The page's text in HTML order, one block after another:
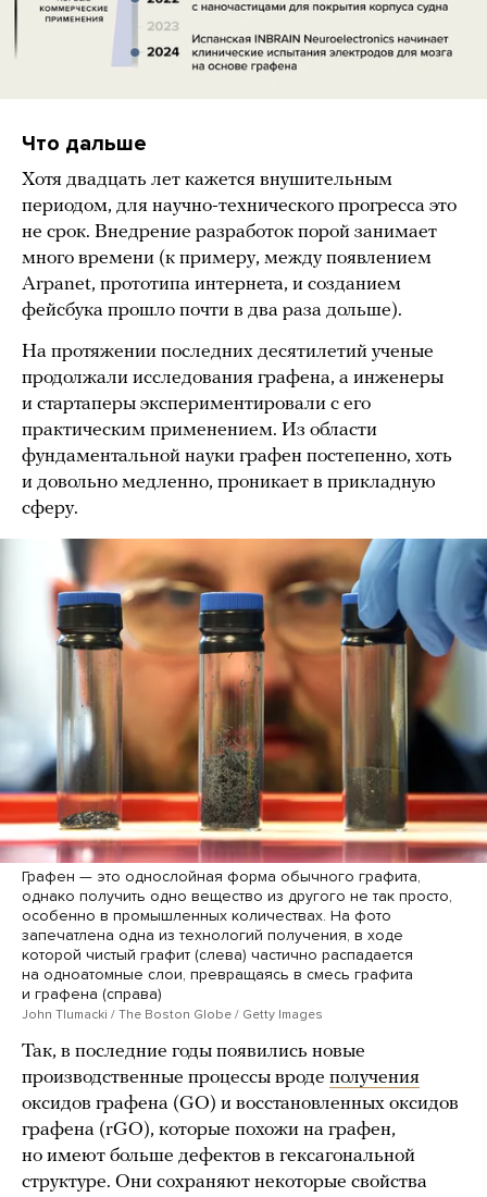
Что дальше
Хотя двадцать лет кажется внушительным
периодом, для научно-технического прогресса это
не срок. Внедрение разработок порой занимает
много времени (к примеру, между появлением
Arpanet, прототипа интернета, и созданием
фейсбука прошло почти в два раза дольше).
На протяжении последних десятилетий ученые
продолжали исследования графена, а инженеры
и стартаперы экспериментировали с его
практическим применением. Из области
фундаментальной науки графен постепенно, хоть
и довольно медленно, проникает в прикладную
сферу.
Графен — это однослойная форма обычного графита,
однако получить одно вещество из другого не так просто,
особенно в промышленных количествах. На фото
запечатлена одна из технологий получения, в ходе
которой чистый графит (слева) частично распадается
на одноатомные слои, превращаясь в смесь графита
и графена (справа)
John Tlumacki / The Boston Globe / Getty Images
Так, в последние годы появились новые
производственные процессы вроде получения
оксидов графена (GO) и восстановленных оксидов
графена (rGO), которые похожи на графен,
но имеют больше дефектов в гексагональной
структуре. Они сохраняют некоторые свойства